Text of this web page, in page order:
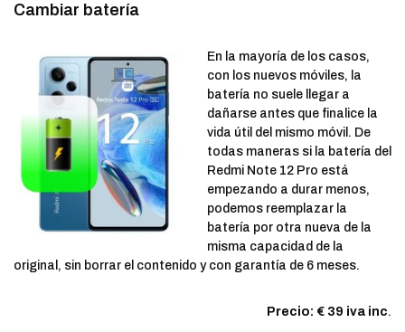
Cambiar batería
En la mayoría de los casos,
con los nuevos móviles, la
batería no suele llegar a
dañarse antes que finalice la
vida útil del mismo móvil. De
todas maneras si la batería del
Redmi Note 12 Pro está
empezando a durar menos,
podemos reemplazar la
batería por otra nueva de la
misma capacidad de la
original, sin borrar el contenido y con garantía de 6 meses.
Precio: € 39 iva inc.